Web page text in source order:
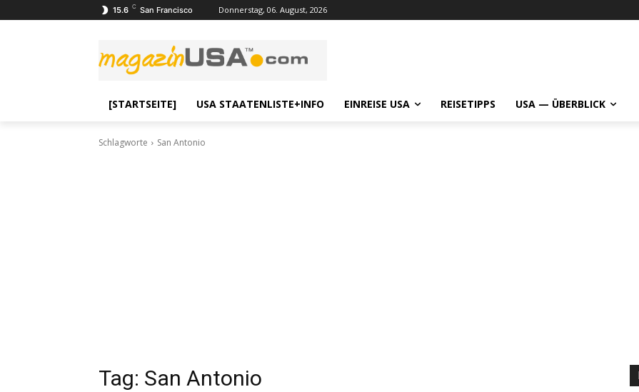
15.6 C San Francisco Donnerstag, 06. August, 2026
[STARTSEITE] USA STAATENLISTE+INFO EINREISE USA REISETIPPS USA — ÜBERBLICK
Schlagworte San Antonio
Tag: San Antonio